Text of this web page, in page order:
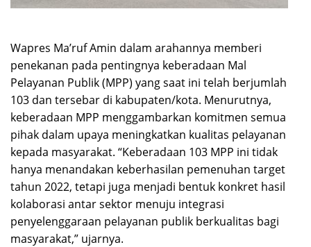
Wapres Ma’ruf Amin dalam arahannya memberi
penekanan pada pentingnya keberadaan Mal
Pelayanan Publik (MPP) yang saat ini telah berjumlah
103 dan tersebar di kabupaten/kota. Menurutnya,
keberadaan MPP menggambarkan komitmen semua
pihak dalam upaya meningkatkan kualitas pelayanan
kepada masyarakat. “Keberadaan 103 MPP ini tidak
hanya menandakan keberhasilan pemenuhan target
tahun 2022, tetapi juga menjadi bentuk konkret hasil
kolaborasi antar sektor menuju integrasi
penyelenggaraan pelayanan publik berkualitas bagi
masyarakat,” ujarnya.